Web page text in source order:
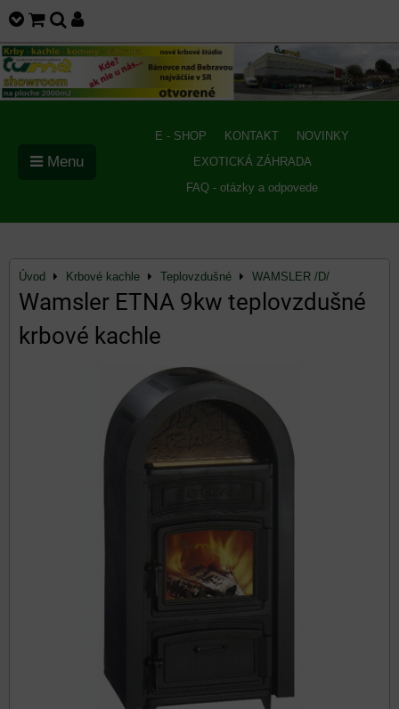
E - SHOP KONTAKT
NOVINKY
EXOTICKÁ ZÁHRADA
FAQ - otázky a odpovede
Menu
Úvod Krbové kachle Teplovzdušné WAMSLER /D/
Wamsler ETNA 9kw teplovzdušné
krbové kachle